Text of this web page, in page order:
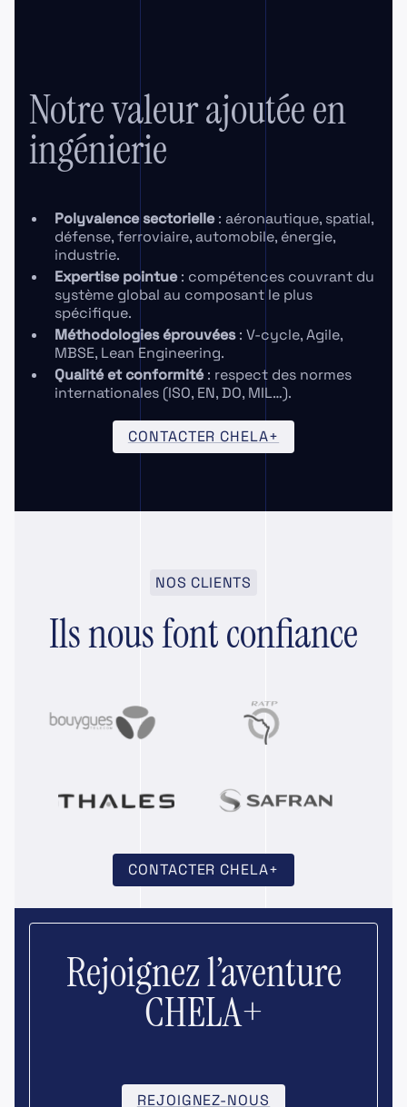
Notre valeur ajoutée en
ingénierie
Polyvalence sectorielle: aéronautique, spatial,
défense, ferroviaire, automobile, énergie,
industrie.
Expertise pointue: compétences couvrant du
système global au composant le plus
spécifique.
Méthodologies éprouvées: V-cycle, Agile,
MBSE, Lean Engineering.
Qualité et conformité: respect des normes
internationales (ISO, EN, DO, MIL…).
CONTACTER CHELA+
NOS CLIENTS
Ils nous font confiance
CONTACTER CHELA+
Rejoignez l’aventure
CHELA+
REJOIGNEZ-NOUS